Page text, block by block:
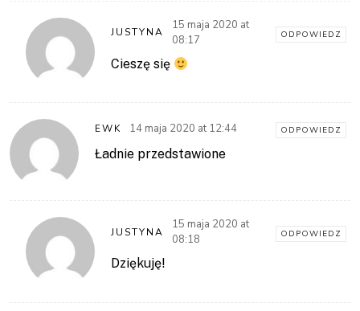
JUSTYNA
15 maja 2020 at
08:17
ODPOWIEDZ
Cieszę się
EWK 14 maja 2020 at 12:44 ODPOWIEDZ
Ładnie przedstawione
JUSTYNA
15 maja 2020 at
08:18
ODPOWIEDZ
Dziękuję!